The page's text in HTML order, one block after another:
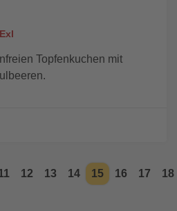
Topfenkuchen mit
12 13 14 15 16 17 18